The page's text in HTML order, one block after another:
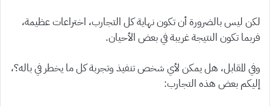
لكن ليس بالضرورة أن تكون نهاية كل التجارب، اختراعات عظيمة،
فربما تكون النتيجة غريبة في بعض الأحيان.
وفي المقابل، هل يمكن لأي شخص تنفيذ وتجربة كل ما يخطر في باله؟،
إليكم بعض هذه التجارب: